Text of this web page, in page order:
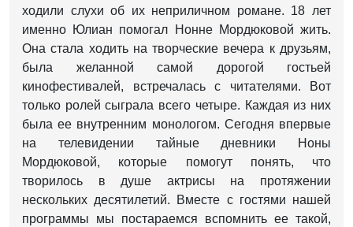
ходили слухи об их неприличном романе. 18 лет
именно Юлиан помогал Нонне Мордюковой жить.
Она стала ходить на творческие вечера к друзьям,
была желанной самой дорогой гостьей
кинофестивалей, встречалась с читателями. Вот
только ролей сыграла всего четыре. Каждая из них
была ее внутренним монологом. Сегодня впервые
на телевидении тайные дневники Ноны
Мордюковой, которые помогут понять, что
творилось в душе актрисы на протяжении
нескольких десятилетий. Вместе с гостями нашей
программы мы постараемся вспомнить ее такой,